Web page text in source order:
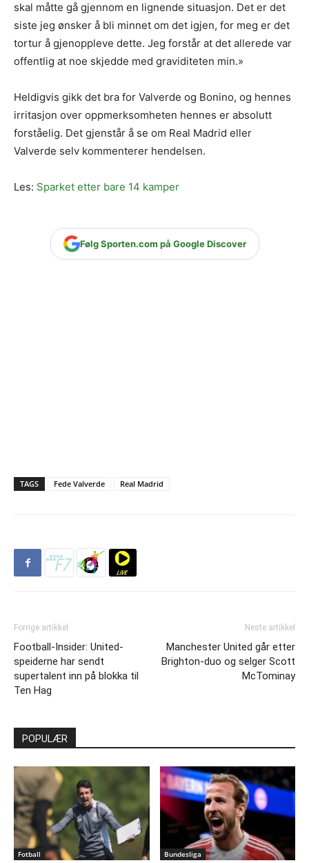
skal måtte gå gjennom en lignende situasjon. Det er det
siste jeg ønsker å bli minnet om det igjen, for meg er det
tortur å gjenoppleve dette. Jeg forstår at det allerede var
offentlig at noe skjedde med graviditeten min.»
Heldigvis gikk det bra for Valverde og Bonino, og hennes
irritasjon over oppmerksomheten hennes er absolutt
forståelig. Det gjenstår å se om Real Madrid eller
Valverde selv kommenterer hendelsen.
Les: Sparket etter bare 14 kamper
Følg Sporten.com på Google Discover
TAGS Fede Valverde Real Madrid
Forrige artikkel
Football-Insider: United-
speiderne har sendt
supertalent inn på blokka til
Ten Hag
Neste artikkel
Manchester United går etter
Brighton-duo og selger Scott
McTominay
POPULÆR
Fotball Bundesliga